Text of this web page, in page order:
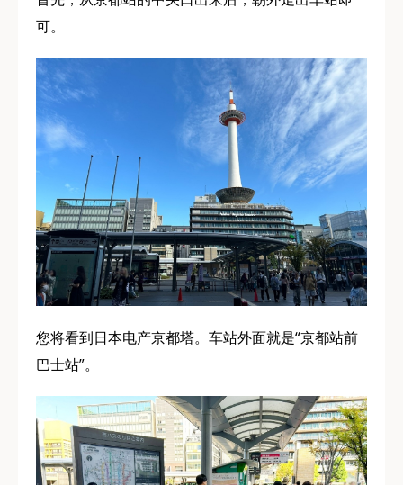
可。
您将看到日本电产京都塔。车站外面就是“京都站前
巴士站”。